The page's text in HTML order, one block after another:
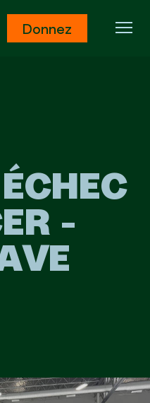
Cèdres
Donnez
-